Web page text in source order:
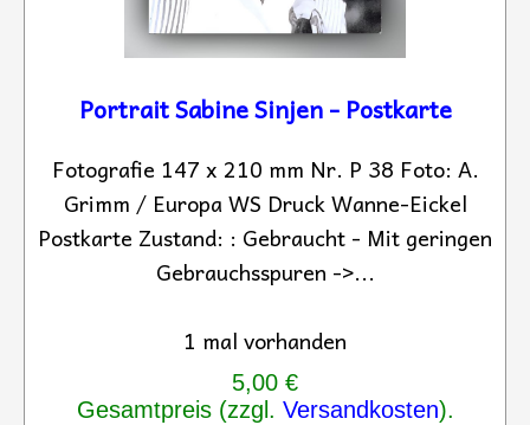
Portrait Sabine Sinjen - Postkarte
Fotografie 147 x 210 mm Nr. P 38 Foto: A.
Grimm / Europa WS Druck Wanne-Eickel
Postkarte Zustand: : Gebraucht - Mit geringen
Gebrauchsspuren ->...
1 mal vorhanden
5,00 €
Gesamtpreis (zzgl. Versandkosten).